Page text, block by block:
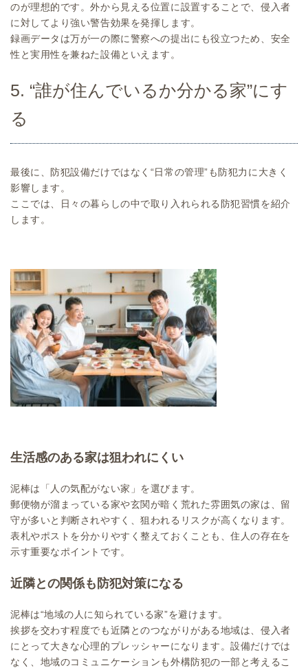
のが理想的です。外から見える位置に設置することで、侵入者
に対してより強い警告効果を発揮します。
録画データは万が一の際に警察への提出にも役立つため、安全
性と実用性を兼ねた設備といえます。
5. “誰が住んでいるか分かる家”にす
る
最後に、防犯設備だけではなく“日常の管理”も防犯力に大きく
影響します。
ここでは、日々の暮らしの中で取り入れられる防犯習慣を紹介
します。
生活感のある家は狙われにくい
泥棒は「人の気配がない家」を選びます。
郵便物が溜まっている家や玄関が暗く荒れた雰囲気の家は、留
守が多いと判断されやすく、狙われるリスクが高くなります。
表札やポストを分かりやすく整えておくことも、住人の存在を
示す重要なポイントです。
近隣との関係も防犯対策になる
泥棒は“地域の人に知られている家”を避けます。
挨拶を交わす程度でも近隣とのつながりがある地域は、侵入者
にとって大きな心理的プレッシャーになります。設備だけでは
なく、地域のコミュニケーションも外構防犯の一部と考えるこ